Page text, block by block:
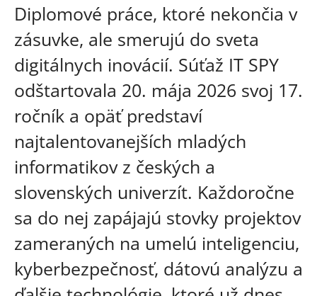
Diplomové práce, ktoré nekončia v
zásuvke, ale smerujú do sveta
digitálnych inovácií. Súťaž IT SPY
odštartovala 20. mája 2026 svoj 17.
ročník a opäť predstaví
najtalentovanejších mladých
informatikov z českých a
slovenských univerzít. Každoročne
sa do nej zapájajú stovky projektov
zameraných na umelú inteligenciu,
kyberbezpečnosť, dátovú analýzu a